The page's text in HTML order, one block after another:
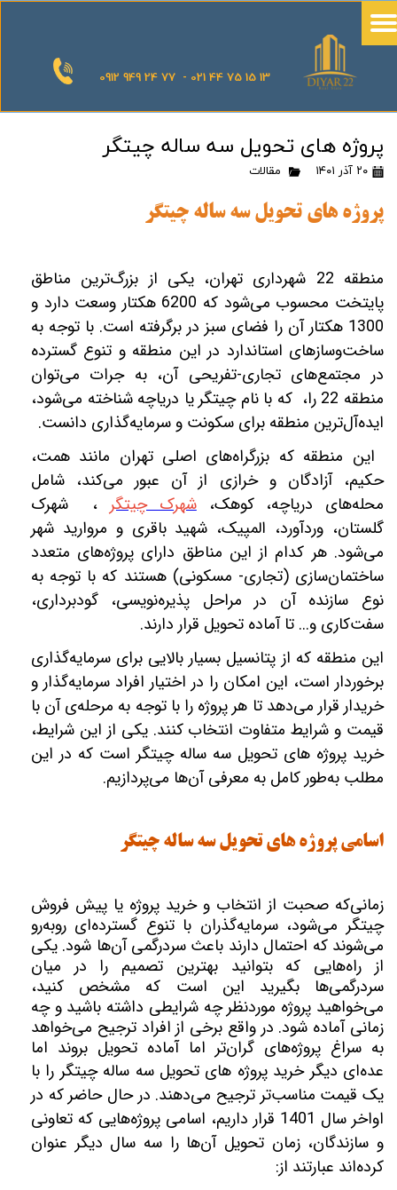
0912 949 24 77 - 021 44 75 15 13
پروژه های تحویل سه ساله چیتگر
۲۰ آذر ۱۴۰۱ مقالات
پروژه های تحویل سه ساله چیتگر
منطقه 22 شهرداری تهران، یکی از بزرگ‌ترین مناطق
پایتخت محسوب می‌شود که 6200 هکتار وسعت دارد و
1300 هکتار آن را فضای سبز در برگرفته است. با توجه به
ساخت‌وسازهای استاندارد در این منطقه و تنوع گسترده
در مجتمع‌های تجاری-تفریحی آن،‌ به جرات می‌توان
منطقه 22 را، که با نام چیتگر یا دریاچه شناخته می‌شود،
ایده‌آل‌ترین منطقه برای سکونت و سرمایه‌گذاری دانست.
این منطقه که بزرگراه‌های اصلی تهران مانند همت،
حکیم، آزادگان و خرازی از آن عبور می‌کند، شامل
محله‌های دریاچه، کوهک،شهرک چیتگر ،
شهرک
گلستان، وردآورد، المپیک، شهید باقری و مروارید شهر
می‌شود. هر کدام از این مناطق دارای پروژه‌های متعدد
ساختمان‌سازی (تجاری- مسکونی) هستند که با توجه به
نوع سازنده آن در مراحل پذیره‌نویسی، گودبرداری،
سفت‌کاری و... تا آماده تحویل قرار دارند.
این منطقه که از پتانسیل بسیار بالایی برای سرمایه‌گذاری
برخوردار است، این امکان را در اختیار افراد سرمایه‌گذار و
خریدار قرار می‌دهد تا هر پروژه را با توجه به مرحله‌ی آن با
قیمت‌ و شرایط متفاوت انتخاب کنند. یکی از این شرایط،
خرید پروژه های تحویل سه ساله چیتگر است که در این
مطلب به‌طور کامل به معرفی آن‌ها می‌پردازیم.
اسامی پروژه های تحویل سه ساله چیتگر
زمانی‌که صحبت از انتخاب و خرید پروژه یا پیش فروش
چیتگر می‌شود، سرمایه‌گذران با تنوع گسترده‌ای روبه‌رو
می‌شوند که احتمال دارند باعث سردرگمی آن‌ها شود. یکی
از راه‌هایی که بتوانید بهترین تصمیم را در میان
سردرگمی‌ها بگیرید این است که مشخص کنید،
می‌خواهید پروژه موردنظر چه شرایطی داشته باشید و چه
زمانی آماده شود. در واقع برخی از افراد ترجیح می‌خواهد
به سراغ پروژه‌های گران‌تر اما آماده تحویل بروند اما
عده‌ای دیگر خرید پروژه های تحویل سه ساله چیتگر را با
یک قیمت مناسب‌تر ترجیح می‌دهند. در حال حاضر که در
اواخر سال 1401 قرار داریم، اسامی پروژه‌هایی که تعاونی
و سازندگان، زمان تحویل آن‌ها را سه سال دیگر عنوان
کرده‌اند عبارتند از: